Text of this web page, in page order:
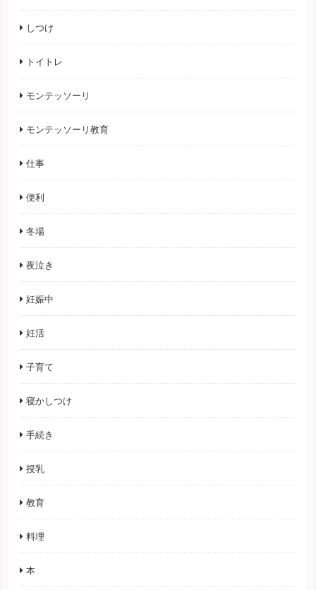
しつけ
トイトレ
モンテッソーリ
モンテッソーリ教育
仕事
便利
冬場
夜泣き
妊娠中
妊活
子育て
寝かしつけ
手続き
授乳
教育
料理
本